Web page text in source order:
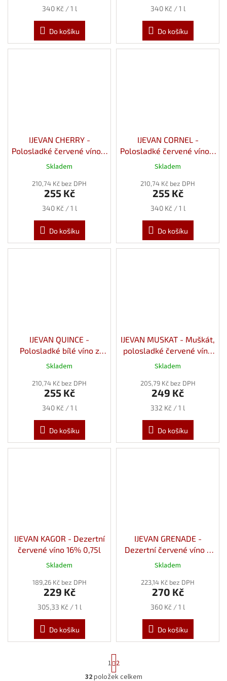
Měrná
340 Kč / 1 l
Do košíku
Měrná
340 Kč / 1 l
Do košíku
IJEVAN CHERRY -
Polosladké červené víno z
Višní 12% 0,75l
Skladem
210,74 Kč bez DPH
255 Kč
Měrná
340 Kč / 1 l
Do košíku
IJEVAN CORNEL -
Polosladké červené víno z
Dřínu 12% 0,75l
Skladem
210,74 Kč bez DPH
255 Kč
Měrná
340 Kč / 1 l
Do košíku
IJEVAN QUINCE -
Polosladké bílé víno z
Kdoule 12% 0,75l
Skladem
210,74 Kč bez DPH
255 Kč
Měrná
340 Kč / 1 l
Do košíku
IJEVAN MUSKAT - Muškát,
polosladké červené víno
12% 0,75l
Skladem
205,79 Kč bez DPH
249 Kč
Měrná
332 Kč / 1 l
Do košíku
IJEVAN KAGOR - Dezertní
červené víno 16% 0,75l
Skladem
189,26 Kč bez DPH
229 Kč
Měrná
305,33 Kč / 1 l
Do košíku
IJEVAN GRENADE -
Dezertní červené víno z
Granátového Jablka 16%
Skladem
223,14 Kč bez DPH
270 Kč
Měrná
360 Kč / 1 l
Do košíku
t
r
1 2
32položek celkem